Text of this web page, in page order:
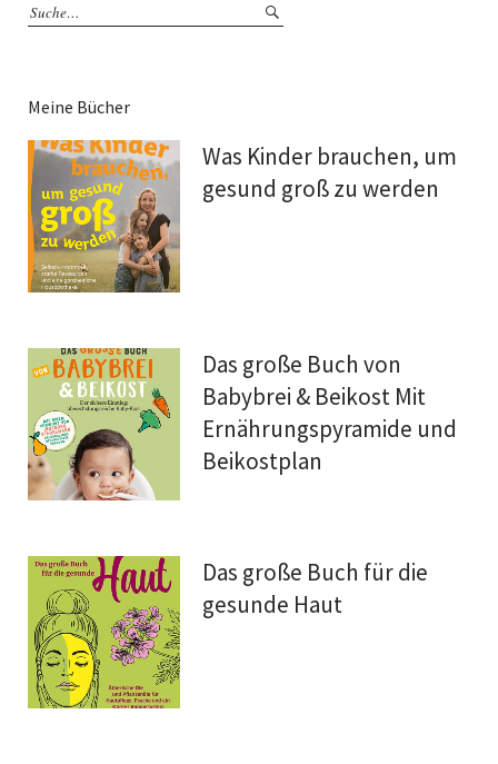
Meine Bücher
Was Kinder brauchen, um
gesund groß zu werden
Das große Buch von
Babybrei & Beikost Mit
Ernährungspyramide und
Beikostplan
Das große Buch für die
gesunde Haut